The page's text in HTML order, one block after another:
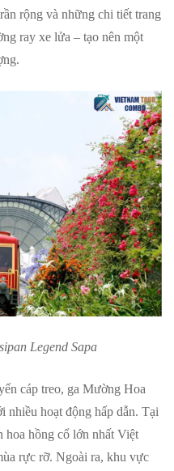
rộng và những chi tiết trang
ray xe lửa – tạo nên một
Legend Sapa
cáp treo, ga Mường Hoa
nhiều hoạt động hấp dẫn. Tại
hoa hồng cổ lớn nhất Việt
rực rỡ. Ngoài ra, khu vực